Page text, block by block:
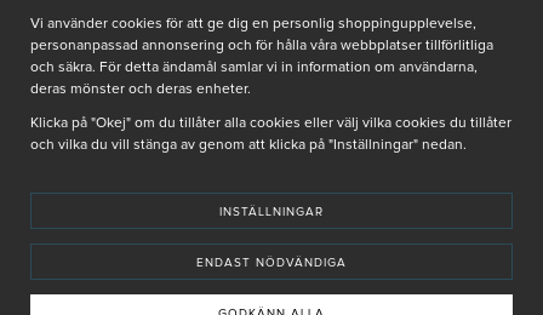
Genom att ge min e-post, accepterar jag Seth och Sallyintegritetspolicy
De uppgifter du matar in kommer endast användas till våra nyhetsbrev.
Vi använder cookies för att ge dig en personlig shoppingupplevelse,
personanpassad annonsering och för hålla våra webbplatser tillförlitliga
och säkra. För detta ändamål samlar vi in information om användarna,
deras mönster och deras enheter.
Klicka på "Okej" om du tillåter alla cookies eller välj vilka cookies du tillåter
och vilka du vill stänga av genom att klicka på "Inställningar" nedan.
INSTÄLLNINGAR
ENDAST NÖDVÄNDIGA